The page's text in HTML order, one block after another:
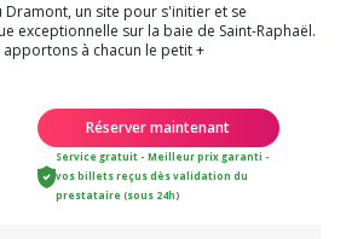
Dramont, un site pour s'initier et se
exceptionnelle sur la baie de Saint-Raphaël.
à chacun le petit +
Réserver maintenant
Service gratuit - Meilleur prix garanti -
vos billets reçus dès validation du
prestataire (sous 24h)